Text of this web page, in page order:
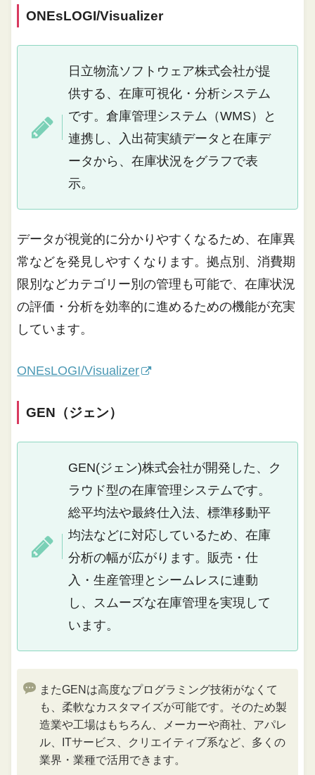
ONEsLOGI/Visualizer
日立物流ソフトウェア株式会社が提
供する、在庫可視化・分析システム
です。倉庫管理システム（WMS）と
連携し、入出荷実績データと在庫デ
ータから、在庫状況をグラフで表
示。
データが視覚的に分かりやすくなるため、在庫異
常などを発見しやすくなります。拠点別、消費期
限別などカテゴリー別の管理も可能で、在庫状況
の評価・分析を効率的に進めるための機能が充実
しています。
ONEsLOGI/Visualizer
GEN（ジェン）
GEN(ジェン)株式会社が開発した、ク
ラウド型の在庫管理システムです。
総平均法や最終仕入法、標準移動平
均法などに対応しているため、在庫
分析の幅が広がります。販売・仕
入・生産管理とシームレスに連動
し、スムーズな在庫管理を実現して
います。
またGENは高度なプログラミング技術がなくて
も、柔軟なカスタマイズが可能です。そのため製
造業や工場はもちろん、メーカーや商社、アパレ
ル、ITサービス、クリエイティブ系など、多くの
業界・業種で活用できます。